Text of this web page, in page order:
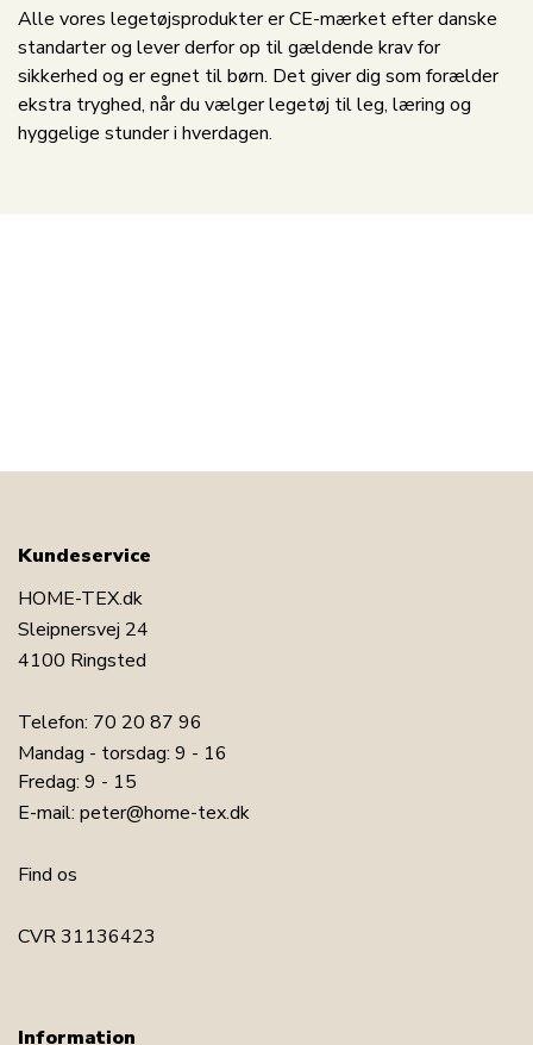
Alle vores legetøjsprodukter er CE-mærket efter danske
standarter og lever derfor op til gældende krav for
sikkerhed og er egnet til børn. Det giver dig som forælder
ekstra tryghed, når du vælger legetøj til leg, læring og
hyggelige stunder i hverdagen.
Kundeservice
HOME-TEX.dk
Sleipnersvej 24
4100 Ringsted
Telefon: 70 20 87 96
Mandag - torsdag: 9 - 16
Fredag: 9 - 15
E-mail: peter@home-tex.dk
Find os
CVR 31136423
Information